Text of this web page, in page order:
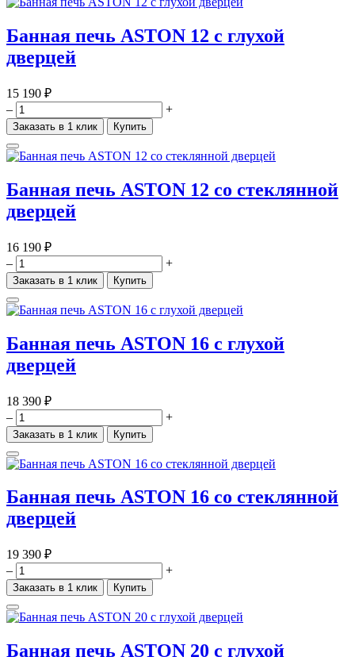
Банная печь ASTON 12 с глухой
дверцей
15 190 ₽
–
+
Заказать в 1 клик Купить
Банная печь ASTON 12 со стеклянной
дверцей
16 190 ₽
–
+
Заказать в 1 клик Купить
Банная печь ASTON 16 с глухой
дверцей
18 390 ₽
–
+
Заказать в 1 клик Купить
Банная печь ASTON 16 со стеклянной
дверцей
19 390 ₽
–
+
Заказать в 1 клик Купить
Банная печь ASTON 20 с глухой